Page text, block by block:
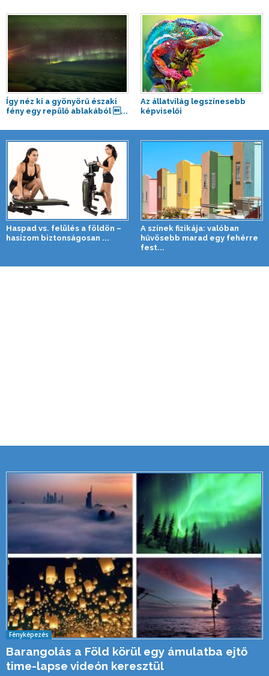
Így néz ki a gyönyörű északi
fény egy repülő ablakából ...
Az állatvilág legszínesebb
képviselői
Haspad vs. felülés a földön –
hasizom biztonságosan ...
A színek fizikája: valóban
hűvösebb marad egy fehérre
fest...
Fényképezés
Barangolás a Föld körül egy ámulatba ejtő
time-lapse videón keresztül